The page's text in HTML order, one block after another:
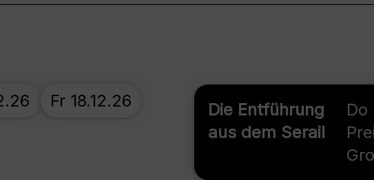
Die Entführung
aus dem Serail
Do
Fr 18.12.26